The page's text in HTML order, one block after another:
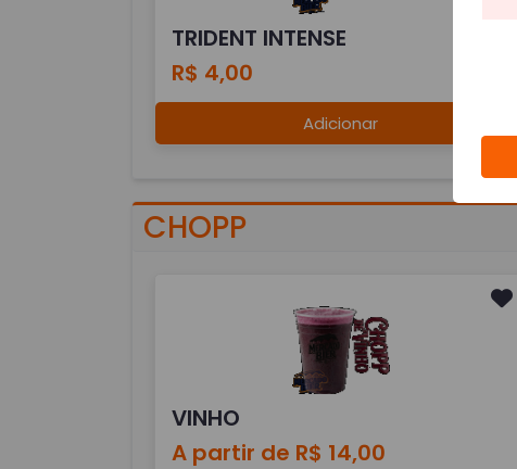
TRIDENT INTENSE
R$ 4,00
Adicionar
CHOPP
VINHO
A partir de R$ 14,00